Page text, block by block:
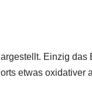
Einzig
etwas oxidativer